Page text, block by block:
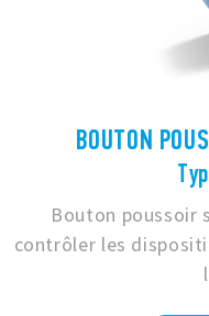
BOUTON
Bouton poussoir
contrôler les